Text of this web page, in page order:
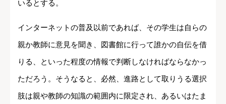
いるとする。
インターネットの普及以前であれば、その学生は自らの
親か教師に意見を聞き、図書館に行って誰かの自伝を借
りる、といった程度の情報で判断しなければならなかっ
ただろう。そうなると、必然、進路として取りうる選択
肢は親や教師の知識の範囲内に限定され、あるいはたま